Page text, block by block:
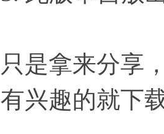
只是拿来分享
有兴趣的就下